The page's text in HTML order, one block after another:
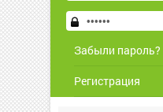
Забыли пароль?
Регистрация